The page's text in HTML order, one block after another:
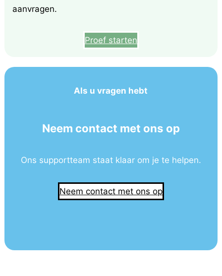
aanvragen.
Proef starten
Als u vragen hebt
Neem contact met ons op
Ons supportteam staat klaar om je te helpen.
Neem contact met ons op